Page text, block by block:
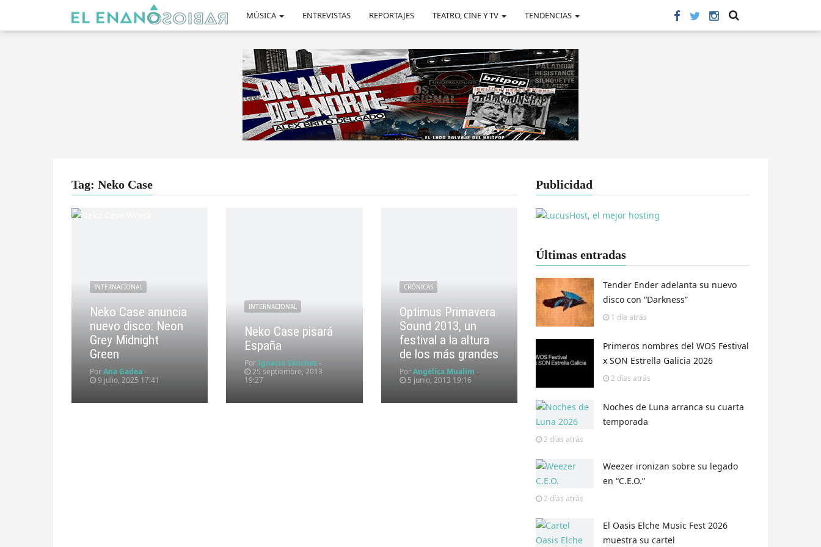
MÚSICA ENTREVISTAS REPORTAJES TEATRO, CINE Y TV TENDENCIAS
Tag: Neko Case
INTERNACIONAL
Neko Case anuncia
nuevo disco: Neon
Grey Midnight
Green
PorAna Gadea -
9 julio, 2025 17:41
INTERNACIONAL
Neko Case pisará
España
PorIgnacio Sánchez-
25 septiembre, 2013
19:27
CRÓNICAS
Optimus Primavera
Sound 2013, un
festival a la altura
de los más grandes
PorAngélica Mualim -
5 junio, 2013 19:16
Publicidad
Últimas entradas
Tender Ender adelanta su nuevo
disco con “Darkness”
1 día atrás
Primeros nombres del WOS Festival
x SON Estrella Galicia 2026
2 días atrás
Noches de Luna arranca su cuarta
temporada
2 días atrás
Weezer ironizan sobre su legado
en “C.E.O.”
2 días atrás
El Oasis Elche Music Fest 2026
muestra su cartel